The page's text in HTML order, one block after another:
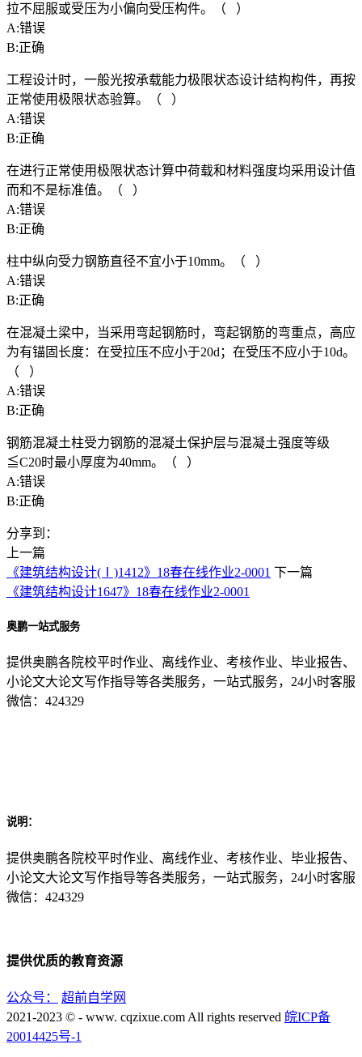
拉不屈服或受压为小偏向受压构件。（ ）
A:错误
B:正确
工程设计时，一般光按承载能力极限状态设计结构构件，再按
正常使用极限状态验算。（ ）
A:错误
B:正确
在进行正常使用极限状态计算中荷载和材料强度均采用设计值
而和不是标准值。（ ）
A:错误
B:正确
柱中纵向受力钢筋直径不宜小于10mm。（ ）
A:错误
B:正确
在混凝土梁中，当采用弯起钢筋时，弯起钢筋的弯重点，高应
为有锚固长度：在受拉压不应小于20d；在受压不应小于10d。
（ ）
A:错误
B:正确
钢筋混凝土柱受力钢筋的混凝土保护层与混凝土强度等级
≦C20时最小厚度为40mm。（ ）
A:错误
B:正确
分享到：
上一篇
《建筑结构设计(Ⅰ)1412》18春在线作业2-0001 下一篇
《建筑结构设计1647》18春在线作业2-0001
奥鹏一站式服务
提供奥鹏各院校平时作业、离线作业、考核作业、毕业报告、
小论文大论文写作指导等各类服务，一站式服务，24小时客服
微信：424329
说明：
提供奥鹏各院校平时作业、离线作业、考核作业、毕业报告、
小论文大论文写作指导等各类服务，一站式服务，24小时客服
微信：424329
提供优质的教育资源
公众号：
超前自学网
2021-2023 © - www. cqzixue.com All rights reserved 皖ICP备
20014425号-1